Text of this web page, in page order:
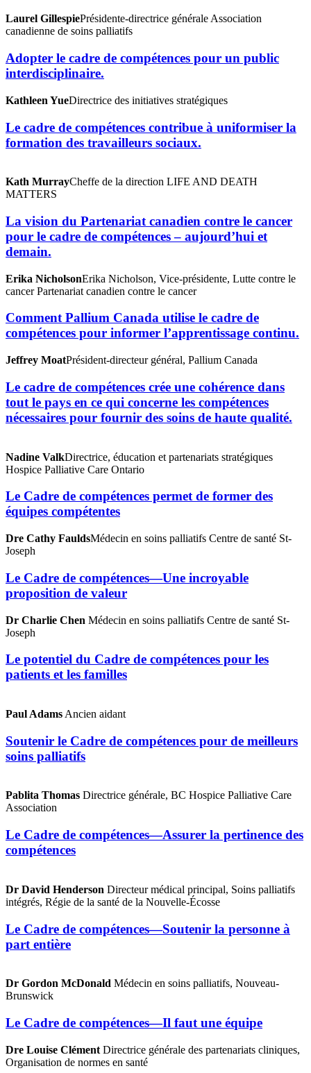
Laurel GillespiePrésidente-directrice générale Association
canadienne de soins palliatifs
Adopter le cadre de compétences pour un public
interdisciplinaire.
Kathleen YueDirectrice des initiatives stratégiques
Le cadre de compétences contribue à uniformiser la
formation des travailleurs sociaux.
Kath MurrayCheffe de la direction LIFE AND DEATH
MATTERS
La vision du Partenariat canadien contre le cancer
pour le cadre de compétences – aujourd’hui et
demain.
Erika NicholsonErika Nicholson, Vice-présidente, Lutte contre le
cancer Partenariat canadien contre le cancer
Comment Pallium Canada utilise le cadre de
compétences pour informer l’apprentissage continu.
Jeffrey MoatPrésident-directeur général, Pallium Canada
Le cadre de compétences crée une cohérence dans
tout le pays en ce qui concerne les compétences
nécessaires pour fournir des soins de haute qualité.
Nadine ValkDirectrice, éducation et partenariats stratégiques
Hospice Palliative Care Ontario
Le Cadre de compétences permet de former des
équipes compétentes
Dre Cathy FauldsMédecin en soins palliatifs Centre de santé St-
Joseph
Le Cadre de compétences—Une incroyable
proposition de valeur
Dr Charlie Chen Médecin en soins palliatifs Centre de santé St-
Joseph
Le potentiel du Cadre de compétences pour les
patients et les familles
Paul Adams Ancien aidant
Soutenir le Cadre de compétences pour de meilleurs
soins palliatifs
Pablita Thomas Directrice générale, BC Hospice Palliative Care
Association
Le Cadre de compétences—Assurer la pertinence des
compétences
Dr David Henderson Directeur médical principal, Soins palliatifs
intégrés, Régie de la santé de la Nouvelle-Écosse
Le Cadre de compétences—Soutenir la personne à
part entière
Dr Gordon McDonald Médecin en soins palliatifs, Nouveau-
Brunswick
Le Cadre de compétences—Il faut une équipe
Dre Louise Clément Directrice générale des partenariats cliniques,
Organisation de normes en santé